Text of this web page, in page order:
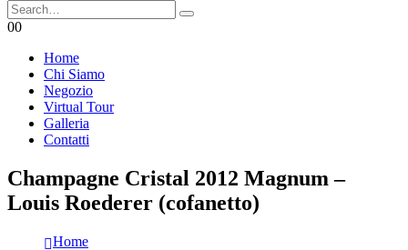
00
Home
Chi Siamo
Negozio
Virtual Tour
Galleria
Contatti
Champagne Cristal 2012 Magnum –
Louis Roederer (cofanetto)
Home